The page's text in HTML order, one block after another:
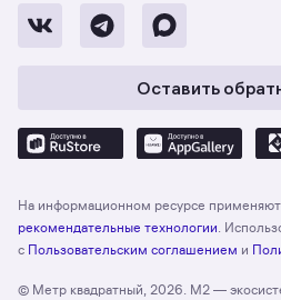
Оставить
На информационном ресурсе
рекомендательные технологии .
с Пользовательским соглашением и
© Метр квадратный, 2026. М2 —